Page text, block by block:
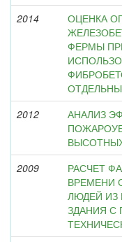
2014
ОЦЕНКА
ФЕРМЫ
2012
АНАЛИЗ
2009
РАСЧЕТ
ВРЕМЕНИ
ЛЮДЕЙ
ЗДАНИЯ